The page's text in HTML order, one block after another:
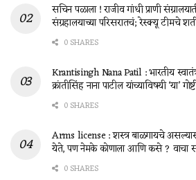
सचिन पळाला ! राजीव गांधी प्राणी
संग्रहालयाच्या परिसरातचं; रेस्क्यू टीमचे
0 SHARES
Krantisingh Nana Patil : भारतीय
क्रांतीसिंह नाना पाटील यांच्याविषयी ‘या’
0 SHARES
Arms license : शस्त्र बाळगायचे
येते, पण नेमके कोणाला आणि कसे ? वाचा
0 SHARES